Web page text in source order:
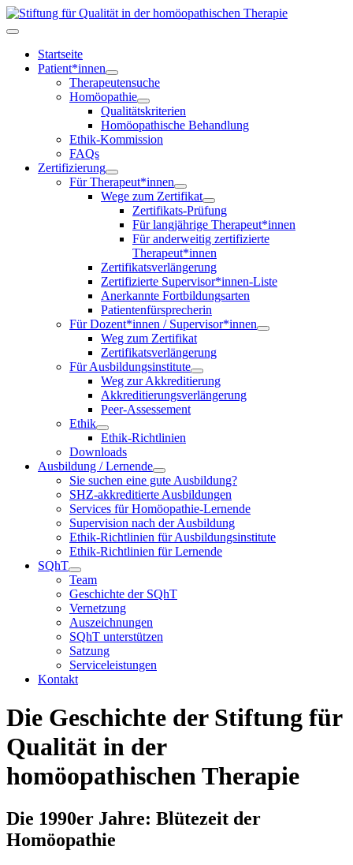
Startseite
Patient*innen
Therapeutensuche
Homöopathie
Qualitätskriterien
Homöopathische Behandlung
Ethik-Kommission
FAQs
Zertifizierung
Für Therapeut*innen
Wege zum Zertifikat
Zertifikats-Prüfung
Für langjährige Therapeut*innen
Für anderweitig zertifizierte
Therapeut*innen
Zertifikatsverlängerung
Zertifizierte Supervisor*innen-Liste
Anerkannte Fortbildungsarten
Patientenfürsprecherin
Für Dozent*innen / Supervisor*innen
Weg zum Zertifikat
Zertifikatsverlängerung
Für Ausbildungsinstitute
Weg zur Akkreditierung
Akkreditierungsverlängerung
Peer-Assessement
Ethik
Ethik-Richtlinien
Downloads
Ausbildung / Lernende
Sie suchen eine gute Ausbildung?
SHZ-akkreditierte Ausbildungen
Services für Homöopathie-Lernende
Supervision nach der Ausbildung
Ethik-Richtlinien für Ausbildungsinstitute
Ethik-Richtlinien für Lernende
SQhT
Team
Geschichte der SQhT
Vernetzung
Auszeichnungen
SQhT unterstützen
Satzung
Serviceleistungen
Kontakt
Die Geschichte der Stiftung für
Qualität in der
homöopathischen Therapie
Die 1990er Jahre: Blütezeit der
Homöopathie